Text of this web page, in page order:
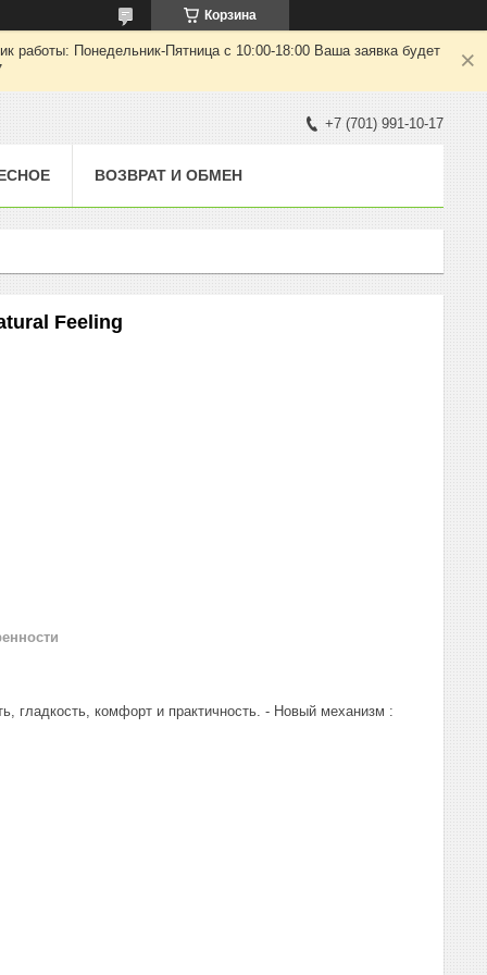
Корзина
работы: Понедельник-Пятница с 10:00-18:00 Ваша заявка будет
+7 (701) 991-10-17
ВОЗВРАТ И ОБМЕН
Feeling
гладкость, комфорт и практичность. - Новый механизм :